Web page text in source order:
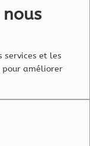
services et les
pour améliorer